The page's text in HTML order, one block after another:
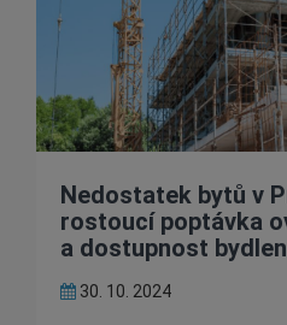
Nedostatek bytů v
rostoucí poptávka
a dostupnost
30. 10. 2024